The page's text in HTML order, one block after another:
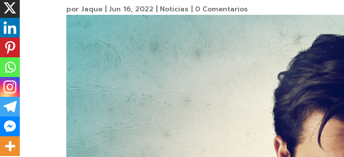
porJaque |Jun 16, 2022 | Noticias | 0 Comentarios